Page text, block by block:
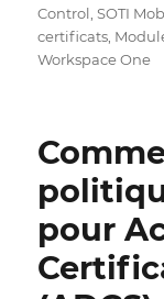
Control ,SOTI
certificats
Workspace One
pour